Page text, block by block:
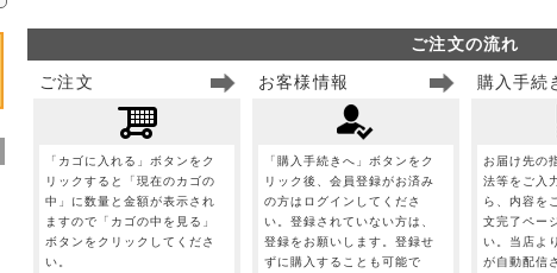
ご注文の流れ
ご注文
「カゴに入れる」ボタンをク
リックすると「現在のカゴの
中」に数量と金額が表示され
ますので「カゴの中を見る」
ボタンをクリックしてくださ
い。
お客様情報
「購入手続きへ」ボタンをク
リック後、会員登録がお済み
の方はログインしてくださ
い。登録されていない方は、
登録をお願いします。登録せ
ずに購入することも可能で
購入手続
お届け先の
法等をご入
ら、内容を
文完了ペー
い。当店よ
が自動配信